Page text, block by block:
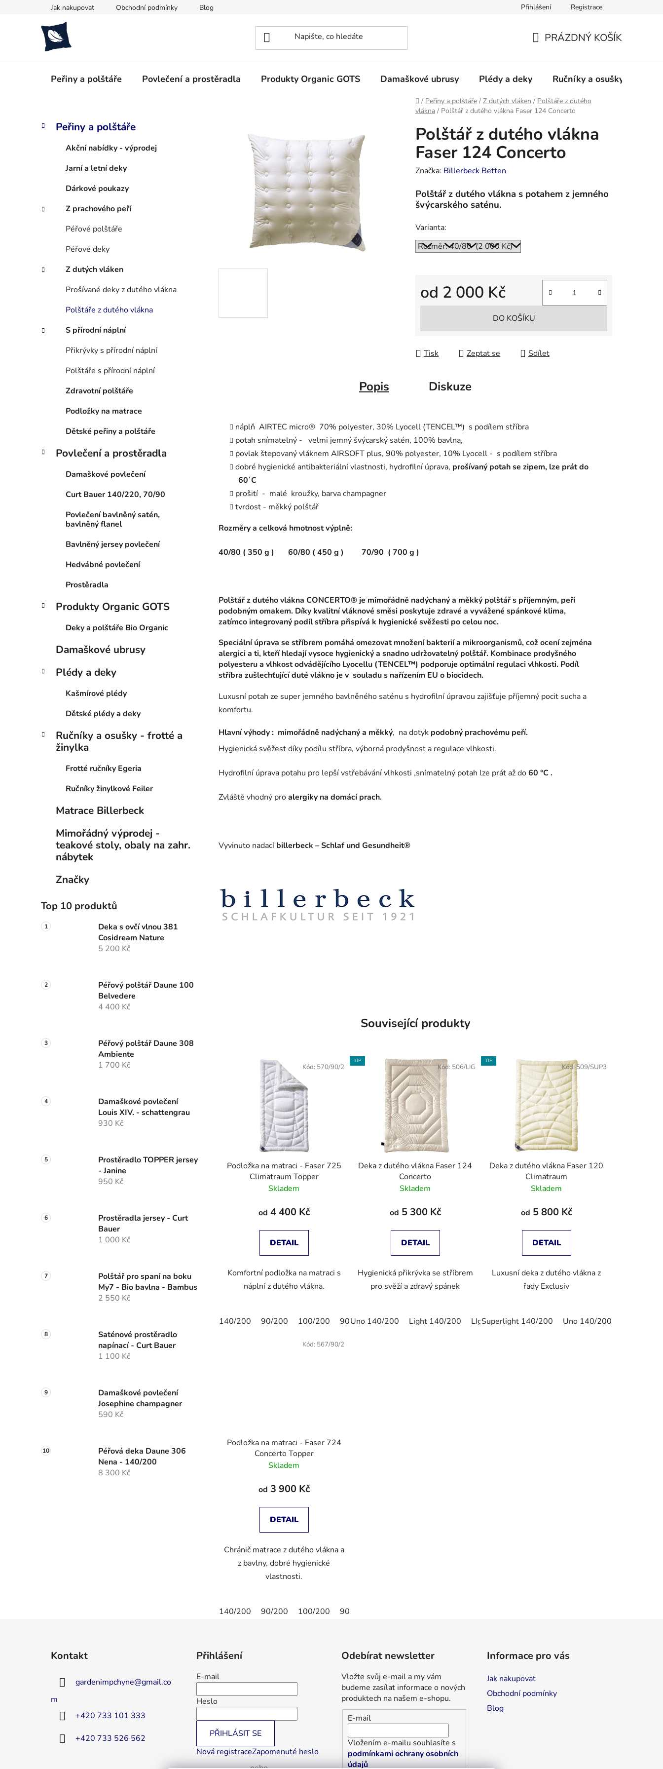
Jak nakupovat Obchodní podmínky Blog Přihlášení Registrace
KOŠÍK
PRÁZDNÝ KOŠÍK
Peřiny a polštáře Povlečení a prostěradla Produkty Organic GOTS Damaškové ubrusy Plédy a deky Ručníky a osušky - frotté
Domů
/ Peřiny a polštáře / Z dutých vláken / Polštáře z dutého
vlákna / Polštář z dutého vlákna Faser 124 Concerto
P
n
e
Přeskočit
kategorie
K
a
e
Peřiny a polštáře
Akční nabídky - výprodej
Jarní a letní deky
Dárkové poukazy
Z prachového peří
Péřové polštáře
Péřové deky
Z dutých vláken
Prošívané deky z dutého vlákna
Polštáře z dutého vlákna
S přírodní náplní
Přikrývky s přírodní náplní
Polštáře s přírodní náplní
Zdravotní polštáře
Podložky na matrace
Dětské peřiny a polštáře
Povlečení a prostěradla
Damaškové povlečení
Curt Bauer 140/220, 70/90
Povlečení bavlněný satén,
bavlněný flanel
Bavlněný jersey povlečení
Hedvábné povlečení
Prostěradla
Produkty Organic GOTS
Deky a polštáře Bio Organic
Damaškové ubrusy
Plédy a deky
Kašmírové plédy
Dětské plédy a deky
Ručníky a osušky - frotté a
žinylka
Frotté ručníky Egeria
Ručníky žinylkové Feiler
Matrace Billerbeck
Mimořádný výprodej -
teakové stoly, obaly na zahr.
nábytek
Značky
Top 10 produktů
Deka s ovčí vlnou 381
Cosidream Nature
5 200 Kč
Péřový polštář Daune 100
Belvedere
4 400 Kč
Péřový polštář Daune 308
Ambiente
1 700 Kč
Damaškové povlečení
Louis XIV. - schattengrau
930 Kč
Prostěradlo TOPPER jersey
- Janine
950 Kč
Prostěradla jersey - Curt
Bauer
1 000 Kč
Polštář pro spaní na boku
My7 - Bio bavlna - Bambus
2 550 Kč
Saténové prostěradlo
napínací - Curt Bauer
1 100 Kč
Damaškové povlečení
Josephine champagner
590 Kč
Péřová deka Daune 306
Nena - 140/200
8 300 Kč
Polštář z dutého vlákna
Faser 124 Concerto
Značka: Billerbeck Betten
Polštář z dutého vlákna s potahem z jemného
švýcarského saténu.
Varianta:
od 2 000 Kč
Měrná cena:
DO KOŠÍKU
Tisk Zeptat se Sdílet
Popis Diskuze
náplň AIRTEC micro® 70% polyester, 30% Lyocell (TENCEL™) s podílem stříbra
potah snímatelný - velmi jemný švýcarský satén, 100% bavlna,
povlak štepovaný vláknem AIRSOFT plus, 90% polyester, 10% Lyocell - s podílem stříbra
dobré hygienické antibakteriální vlastnosti, hydrofilní úprava, prošívaný potah se zipem, lze prát do
60´C
prošití - malé kroužky, barva champagner
tvrdost - měkký polštář
Rozměry a celková hmotnost výplně:
40/80 ( 350 g ) 60/80 ( 450 g ) 70/90 ( 700 g )
Polštář z dutého vlákna CONCERTO® je mimořádně nadýchaný a měkký polštář s příjemným, peří
podobným omakem. Díky kvalitní vláknové směsi poskytuje zdravé a vyvážené spánkové klima,
zatímco integrovaný podíl stříbra přispívá k hygienické svěžesti po celou noc.
Speciální úprava se stříbrem pomáhá omezovat množení bakterií a mikroorganismů, což ocení zejména
alergici a ti, kteří hledají vysoce hygienický a snadno udržovatelný polštář. Kombinace prodyšného
polyesteru a vlhkost odvádějícího Lyocellu (TENCEL™) podporuje optimální regulaci vlhkosti. Podíl
stříbra zušlechťující duté vlákno je v souladu s nařízením EU o biocidech.
Luxusní potah ze super jemného bavlněného saténu s hydrofilní úpravou zajišťuje příjemný pocit sucha a
komfortu.
Hlavní výhody : mimořádně nadýchaný a měkký, na dotyk podobný prachovému peří.
Hygienická svěžest díky podílu stříbra, výborná prodyšnost a regulace vlhkosti.
Hydrofilní úprava potahu pro lepší vstřebávání vlhkosti ,snímatelný potah lze prát až do60 °C .
Zvláště vhodný proalergiky na domácí prach.
Vyvinuto nadací billerbeck – Schlaf und Gesundheit®
Související produkty
Podložka na matraci - Faser 725
Climatraum Topper
Skladem
od 4 400 Kč
DETAIL
Komfortní podložka na matraci s
náplní z dutého vlákna.
140/200 90/200 100/200 90/190
Kód: 570/90/2
TIP
Deka z dutého vlákna Faser 124
Concerto
Skladem
od 5 300 Kč
DETAIL
Hygienická přikrývka se stříbrem
pro svěží a zdravý spánek
Uno 140/200 Light 140/200 LIght 140/220 Uno 140/220 Duo 140/200
Kód: 506/LIG
TIP
Deka z dutého vlákna Faser 120
Climatraum
Skladem
od 5 800 Kč
DETAIL
Luxusní deka z dutého vlákna z
řady Exclusiv
Superlight 140/200 Uno 140/200
Kód:509/SUP3
Podložka na matraci - Faser 724
Concerto Topper
Skladem
od 3 900 Kč
DETAIL
Chránič matrace z dutého vlákna a
z bavlny, dobré hygienické
vlastnosti.
140/200 90/200 100/200 90/190
Kód: 567/90/2
Kontakt
gardenimpchyne@gmail.co
m
+420 733 101 333
+420 733 526 562
Přihlášení
E-mail
Heslo
PŘIHLÁSIT SE
Nová registraceZapomenuté heslo
Odebírat newsletter
Vložte svůj e-mail a my vám
budeme zasílat informace o nových
produktech na našem e-shopu.
E-mail
Vložením e-mailu souhlasíte s
podmínkami ochrany osobních
údajů
Informace pro vás
Jak nakupovat
Obchodní podmínky
Blog